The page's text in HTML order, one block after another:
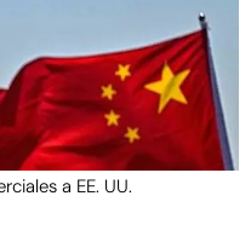
a EE. UU.